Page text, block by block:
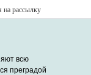
на рассылку
всю
преградой